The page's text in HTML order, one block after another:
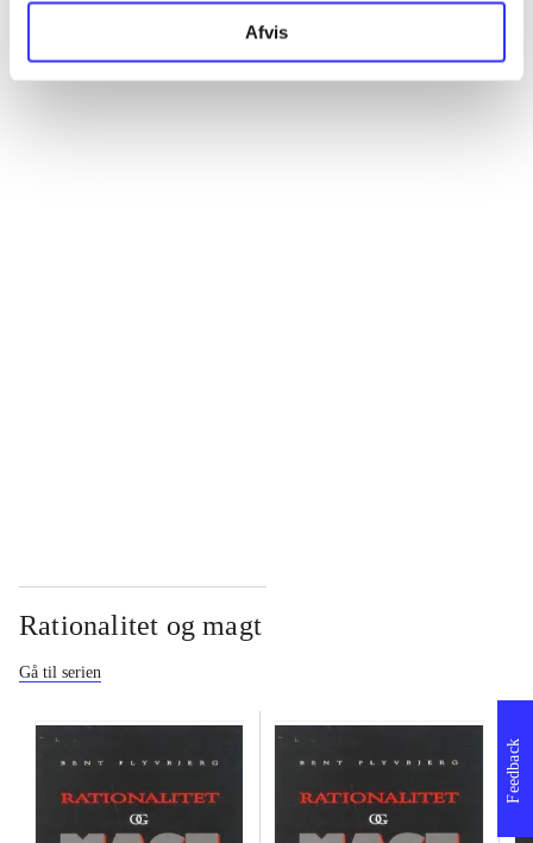
Afvis
Alle registrerede artikler fordelt på udgivelser
Rationalitet og magt
Gå til serien
Feedback